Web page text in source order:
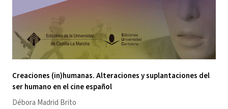
Creaciones (in)humanas. Alteraciones y suplantaciones del
ser humano en el cine español
Débora Madrid Brito